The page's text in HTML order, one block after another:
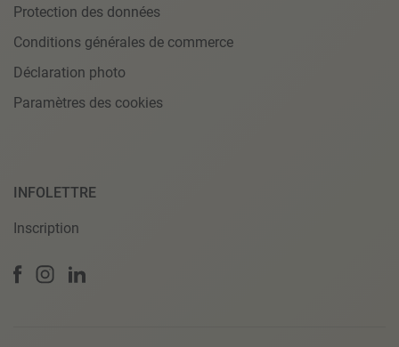
Protection des données
Conditions générales de commerce
Déclaration photo
Paramètres des cookies
INFOLETTRE
Inscription